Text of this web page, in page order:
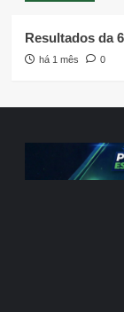
Resultados da
há 1 mês 0